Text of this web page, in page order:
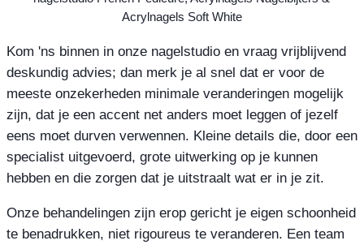
Acrylnagels Soft White
Kom 'ns binnen in onze nagelstudio en vraag vrijblijvend
deskundig advies; dan merk je al snel dat er voor de
meeste onzekerheden minimale veranderingen mogelijk
zijn, dat je een accent net anders moet leggen of jezelf
eens moet durven verwennen. Kleine details die, door een
specialist uitgevoerd, grote uitwerking op je kunnen
hebben en die zorgen dat je uitstraalt wat er in je zit.
Onze behandelingen zijn erop gericht je eigen schoonheid
te benadrukken, niet rigoureus te veranderen. Een team